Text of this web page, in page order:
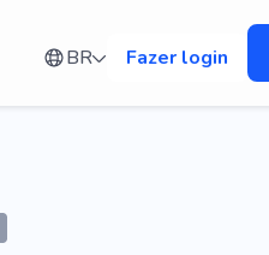
BR Fazer login